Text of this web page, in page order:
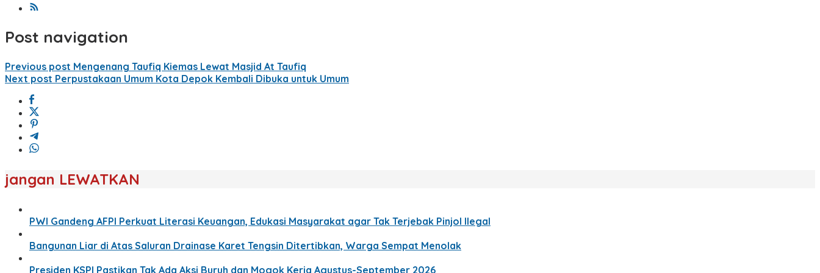
Post navigation
Previous post Mengenang Taufiq Kiemas Lewat Masjid At Taufiq
Next post Perpustakaan Umum Kota Depok Kembali Dibuka untuk Umum
jangan LEWATKAN
PWI Gandeng AFPI Perkuat Literasi Keuangan, Edukasi Masyarakat agar Tak Terjebak Pinjol Ilegal
Bangunan Liar di Atas Saluran Drainase Karet Tengsin Ditertibkan, Warga Sempat Menolak
Presiden KSPI Pastikan Tak Ada Aksi Buruh dan Mogok Kerja Agustus-September 2026